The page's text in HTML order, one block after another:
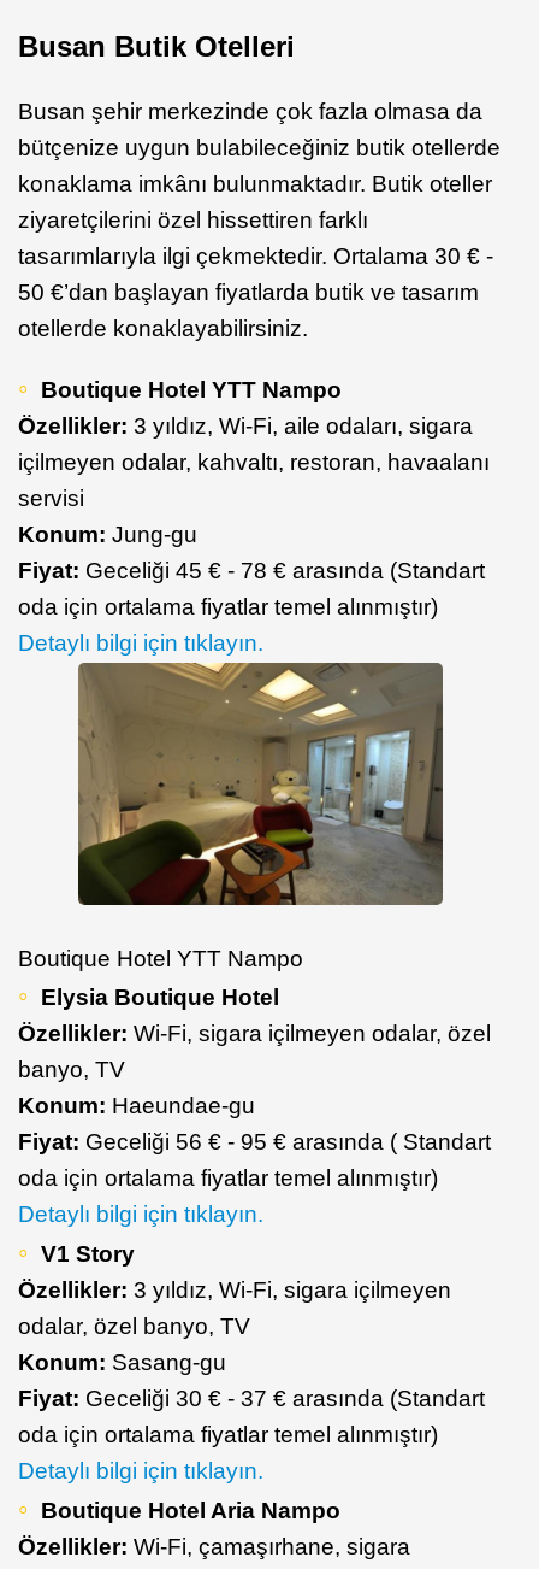
Busan Butik Otelleri
Busan şehir merkezinde çok fazla olmasa da
bütçenize uygun bulabileceğiniz butik otellerde
konaklama imkânı bulunmaktadır. Butik oteller
ziyaretçilerini özel hissettiren farklı
tasarımlarıyla ilgi çekmektedir. Ortalama 30 € -
50 €’dan başlayan fiyatlarda butik ve tasarım
otellerde konaklayabilirsiniz.
Boutique Hotel YTT Nampo
Özellikler: 3 yıldız, Wi-Fi, aile odaları, sigara
içilmeyen odalar, kahvaltı, restoran, havaalanı
servisi
Konum: Jung-gu
Fiyat: Geceliği 45 € - 78 € arasında (Standart
oda için ortalama fiyatlar temel alınmıştır)
Detaylı bilgi için tıklayın.
Boutique Hotel YTT Nampo
Elysia Boutique Hotel
Özellikler: Wi-Fi, sigara içilmeyen odalar, özel
banyo, TV
Konum: Haeundae-gu
Fiyat: Geceliği 56 € - 95 € arasında ( Standart
oda için ortalama fiyatlar temel alınmıştır)
Detaylı bilgi için tıklayın.
V1 Story
Özellikler: 3 yıldız, Wi-Fi, sigara içilmeyen
odalar, özel banyo, TV
Konum: Sasang-gu
Fiyat: Geceliği 30 € - 37 € arasında (Standart
oda için ortalama fiyatlar temel alınmıştır)
Detaylı bilgi için tıklayın.
Boutique Hotel Aria Nampo
Özellikler: Wi-Fi, çamaşırhane, sigara